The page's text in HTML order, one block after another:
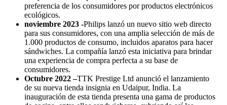
preferencia de los consumidores por productos electrónicos
ecológicos.
noviembre 2023 -Philips lanzó un nuevo sitio web directo
para sus consumidores, con una amplia selección de más de
1.000 productos de consumo, incluidos aparatos para hacer
sándwiches. La compañía lanzó esta iniciativa para brindar
una experiencia de compra perfecta a su base de
consumidores.
Octubre 2022 –TTK Prestige Ltd anunció el lanzamiento
de su nueva tienda insignia en Udaipur, India. La
inauguración de esta tienda presenta una gama de productos